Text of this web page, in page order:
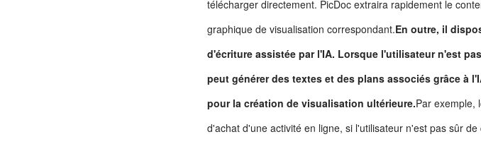
télécharger directement. PicDoc extraira rapidement le
graphique de visualisation correspondant.En outre, il
d'écriture assistée par l'IA. Lorsque l'utilisateur n'est
peut générer des textes et des plans associés grâce à
pour la création de visualisation ultérieure.Par exemple,
d'achat d'une activité en ligne, si l'utilisateur n'est pas sûr